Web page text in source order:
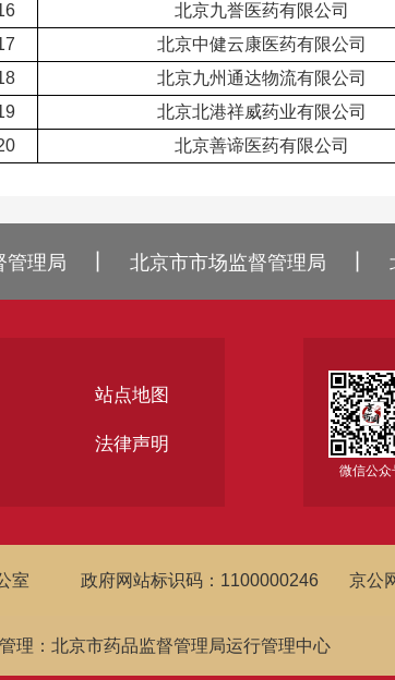
北京九誉医药有限公司
北京中健云康医药有限公司
北京九州通达物流有限公司
北京北港祥威药业有限公司
北京善谛医药有限公司
管理局 北京市市场监督管理局
站点地图
法律声明
微信公众
室 政府网站标识码：1100000246 京公
理：北京市药品监督管理局运行管理中心